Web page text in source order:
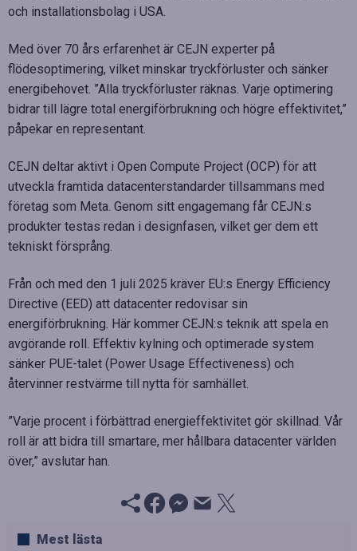
och installationsbolag i USA.
Med över 70 års erfarenhet är CEJN experter på
flödesoptimering, vilket minskar tryckförluster och sänker
energibehovet. ”Alla tryckförluster räknas. Varje optimering
bidrar till lägre total energiförbrukning och högre effektivitet,”
påpekar en representant.
CEJN deltar aktivt i Open Compute Project (OCP) för att
utveckla framtida datacenterstandarder tillsammans med
företag som Meta. Genom sitt engagemang får CEJN:s
produkter testas redan i designfasen, vilket ger dem ett
tekniskt försprång.
Från och med den 1 juli 2025 kräver EU:s Energy Efficiency
Directive (EED) att datacenter redovisar sin
energiförbrukning. Här kommer CEJN:s teknik att spela en
avgörande roll. Effektiv kylning och optimerade system
sänker PUE-talet (Power Usage Effectiveness) och
återvinner restvärme till nytta för samhället.
”Varje procent i förbättrad energieffektivitet gör skillnad. Vår
roll är att bidra till smartare, mer hållbara datacenter världen
över,” avslutar han.
Mest lästa